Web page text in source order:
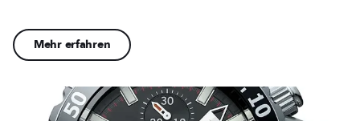
Mehr erfahren